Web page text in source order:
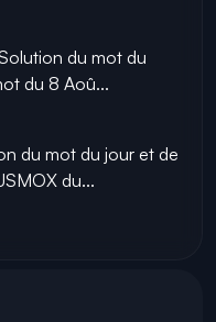
du mot du
du 8 Aoû...
du mot du jour et de
du...